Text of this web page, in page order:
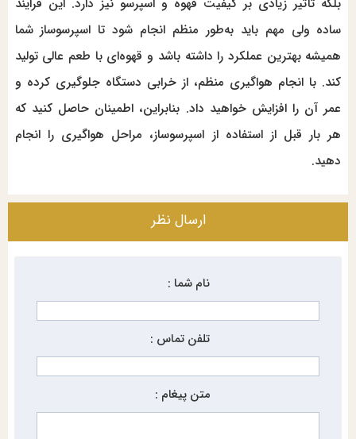
ساده ولی مهم باید به‌طور منظم انجام شود تا اسپرسوساز شما
همیشه بهترین عملکرد را داشته باشد و قهوه‌ای با طعم عالی تولید
کند. با انجام هواگیری منظم، از خرابی دستگاه جلوگیری کرده و
عمر آن را افزایش خواهید داد. بنابراین، اطمینان حاصل کنید که
هر بار قبل از استفاده از اسپرسوساز، مراحل هواگیری را انجام
دهید.
ارسال نظر
نام شما :
تلفن تماس :
متن پیغام :